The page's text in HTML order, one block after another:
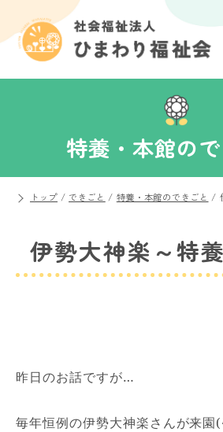
特養・本館の
トップ / できごと / 特養・本館のできごと /
伊勢大神楽～特
昨日のお話ですが…
毎年恒例の伊勢大神楽さんが来